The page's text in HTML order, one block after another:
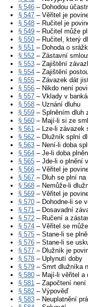
§ 546 – Dohodou
§ 547 – Věřitel je
§ 548 – Ručitel je
§ 549 – Ručitel může
§ 550 – Ručitel, který
§ 551 – Dohoda o
§ 552 – Zástavní
§ 553 – Zajištění
§ 554 – Zajištění
§ 555 – Závazek dát
§ 556 – Nikdo není
§ 557 – Vklady v
§ 558 – Uznání dluhu
§ 559 – Splněním dluh
§ 560 – Mají-li si ze
§ 561 – Lze-li závazek
§ 562 – Dlužník splní
§ 563 – Není-li doba
§ 564 – Je-li doba
§ 565 – Jde-li o plnění
§ 566 – Věřitel je
§ 567 – Dluh se plní
§ 568 – Nemůže-li
§ 569 – Věřitel je
§ 570 – Dohodne-li se
§ 571 – Dosavadní
§ 572 – Ručení a
§ 574 – Věřitel se
§ 575 – Stane-li se
§ 576 – Stane-li se
§ 577 – Dlužník je
§ 578 – Uplynutí doby
§ 579 – Smrt dlužníka
§ 580 – Mají-li věřitel a
§ 581 – Započtení
§ 582 – Výpověď
§ 583 – Neuplatnění